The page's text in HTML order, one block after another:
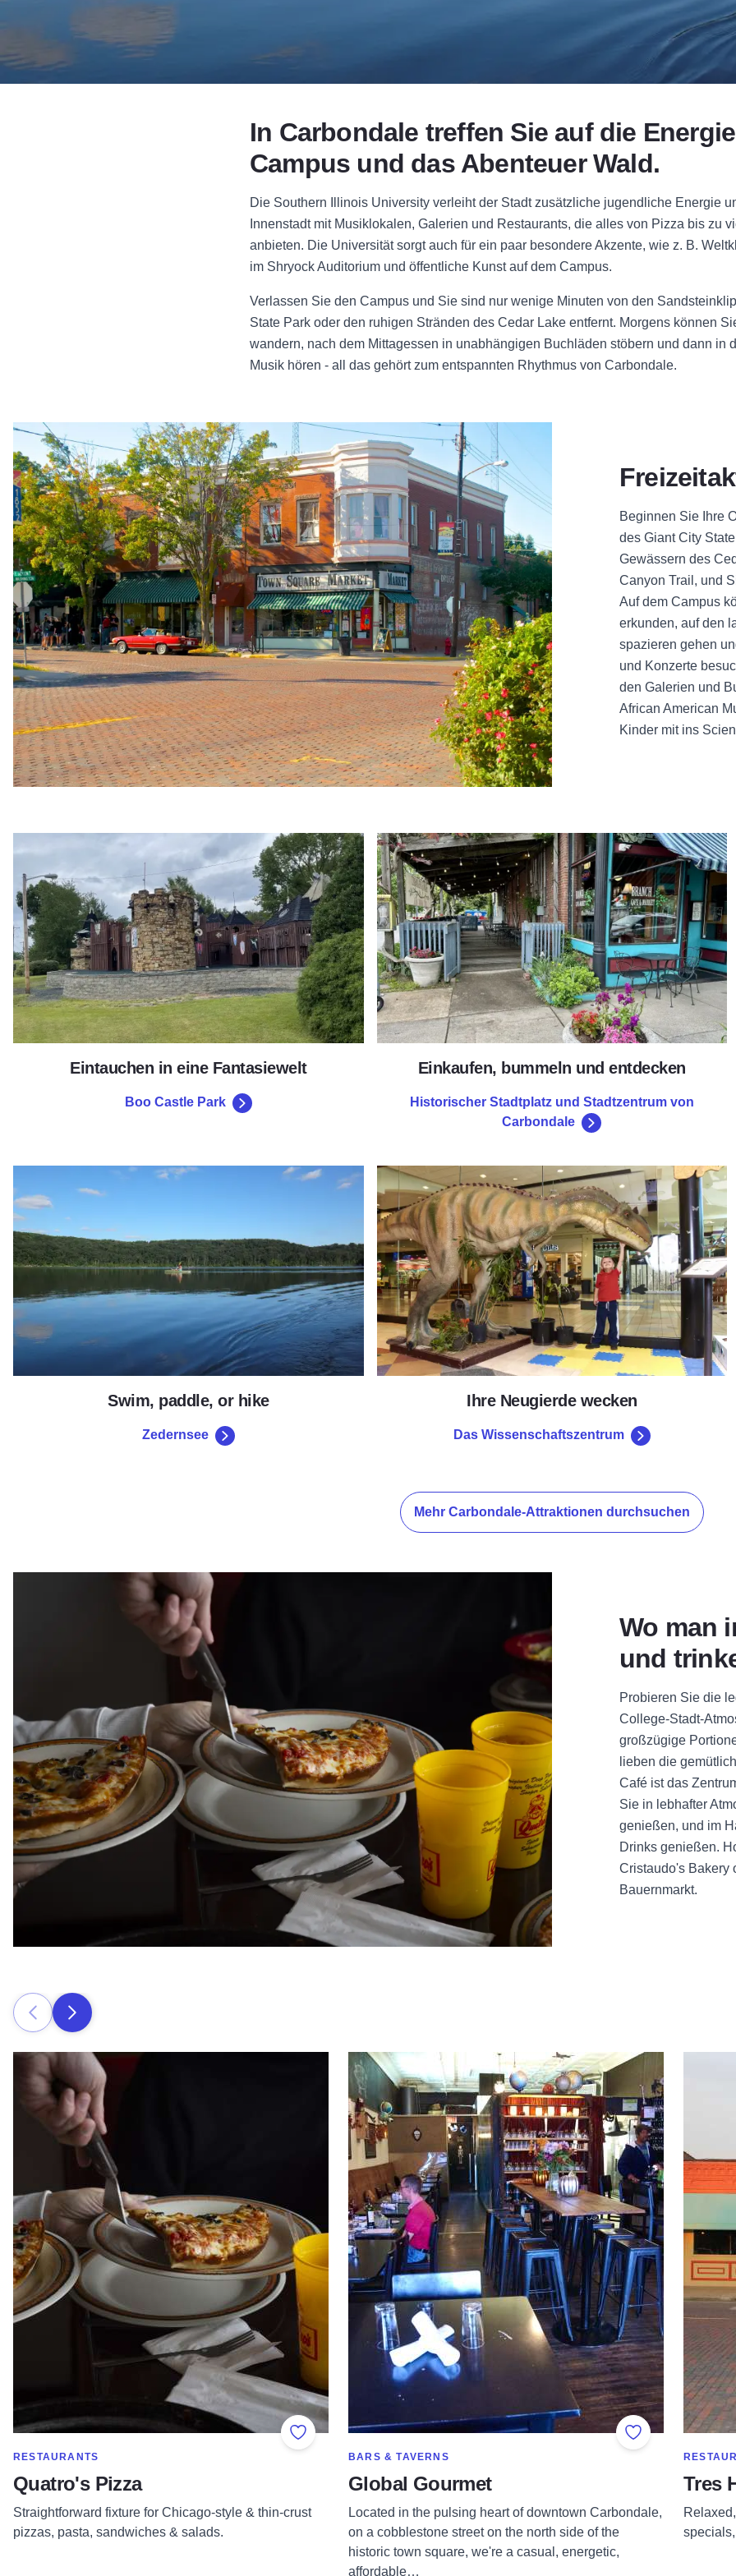
In Carbondale treffen Sie auf die
Campus und das Abenteuer Wald.
Die Southern Illinois University verleiht der Stadt zusätzliche jugendliche Energie
Innenstadt mit Musiklokalen, Galerien und Restaurants, die alles von Pizza bis zu
anbieten. Die Universität sorgt auch für ein paar besondere Akzente, wie z. B.
im Shryock Auditorium und öffentliche Kunst auf dem Campus.
Verlassen Sie den Campus und Sie sind nur wenige Minuten von den
State Park oder den ruhigen Stränden des Cedar Lake entfernt. Morgens können
wandern, nach dem Mittagessen in unabhängigen Buchläden stöbern und dann in
Musik hören - all das gehört zum entspannten Rhythmus von Carbondale.
Beginnen Sie Ihre
des Giant City
Gewässern des
Canyon Trail, und
Auf dem Campus
erkunden, auf den
spazieren gehen
und Konzerte
den Galerien und
African American
Kinder mit ins
Eintauchen in eine Fantasiewelt
Boo Castle Park
Boo Castle Park
Einkaufen, bummeln und entdecken
Historischer Stadtplatz und
Historischer Stadtplatz und Stadtzentrum von
Carbondale
Swim, paddle, or hike
Zedernsee
Zedernsee
Ihre Neugierde wecken
Das Wissenschaftszentrum
Das Wissenschaftszentrum
Mehr Carbondale-Attraktionen durchsuchen
Wo man
und
Probieren Sie die
College-Stadt-
großzügige
lieben die
Café ist das
Sie in lebhafter
genießen, und im
Drinks genießen.
Cristaudo's Bakery
Bauernmarkt.
ZurückWeiter
Add to Favorites
SHOW MORE IN CATEGORY OF
RESTAURANTS
Quatro's Pizza
Straightforward fixture for Chicago-style & thin-crust
pizzas, pasta, sandwiches & salads.
Read more about Quatro's Pizza
Add to Favorites
SHOW MORE IN CATEGORY OF
BARS & TAVERNS
Global Gourmet
Located in the pulsing heart of downtown Carbondale,
on a cobblestone street on the north side of the
historic town square, we're a casual, energetic,
affordable…
Read more about Global Gourmet
SHOW
Tres